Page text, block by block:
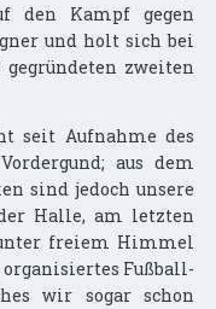
den Kampf gegen
und holt sich bei
zweiten
seit Aufnahme des
aus dem
sind jedoch unsere
Halle, am letzten
freiem Himmel
organisiertes Fußball-
wir sogar schon